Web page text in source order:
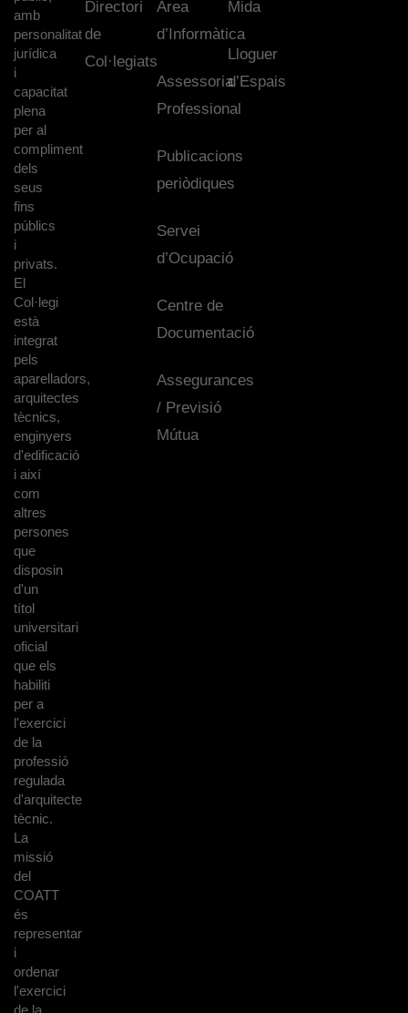
amb
personalitat
jurídica
i
capacitat
plena
per al
compliment
dels
seus
fins
públics
i
privats.
El
Col·legi
està
integrat
pels
aparelladors,
arquitectes
tècnics,
enginyers
d'edificació
i així
com
altres
persones
que
disposin
d'un
títol
universitari
oficial
que els
habiliti
per a
l'exercici
de la
professió
regulada
d'arquitecte
tècnic.
La
missió
del
COATT
és
representar
i
ordenar
l'exercici
de la
Directori
de
Col·legiats
Àrea
d’Informàtica
Assessoria
Professional
Publicacions
periòdiques
Servei
d’Ocupació
Centre de
Documentació
Assegurances
/ Previsió
Mútua
Mida
Lloguer
d’Espais